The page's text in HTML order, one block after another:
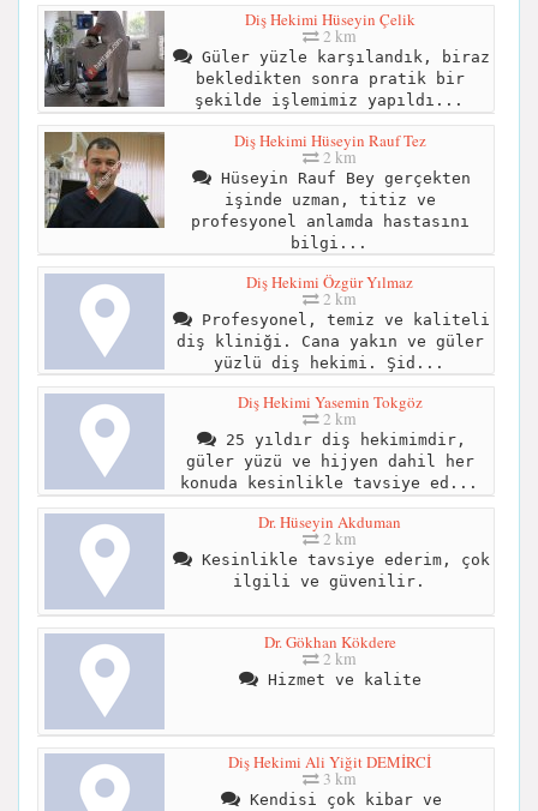
Diş Hekimi Hüseyin Çelik
2 km
Güler yüzle karşılandık, biraz
bekledikten sonra pratik bir
şekilde işlemimiz yapıldı...
Diş Hekimi Hüseyin Rauf Tez
2 km
Hüseyin Rauf Bey gerçekten
işinde uzman, titiz ve
profesyonel anlamda hastasını
bilgi...
Diş Hekimi Özgür Yılmaz
2 km
Profesyonel, temiz ve kaliteli
diş kliniği. Cana yakın ve güler
yüzlü diş hekimi. Şid...
Diş Hekimi Yasemin Tokgöz
2 km
25 yıldır diş hekimimdir,
güler yüzü ve hijyen dahil her
konuda kesinlikle tavsiye ed...
Dr. Hüseyin Akduman
2 km
Kesinlikle tavsiye ederim, çok
ilgili ve güvenilir.
Dr. Gökhan Kökdere
2 km
Hizmet ve kalite
Diş Hekimi Ali Yiğit DEMİRCİ
3 km
Kendisi çok kibar ve